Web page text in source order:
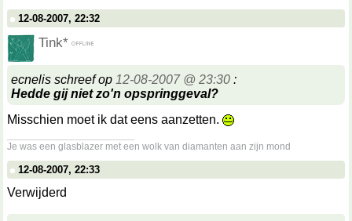
12-08-2007, 22:32
Tink*
ecnelis schreef op 12-08-2007 @ 23:30 :
Hedde gij niet zo'n opspringgeval?
Misschien moet ik dat eens aanzetten.
Je was een glasblazer met een wolk van diamanten aan zijn mond
12-08-2007, 22:33
Verwijderd